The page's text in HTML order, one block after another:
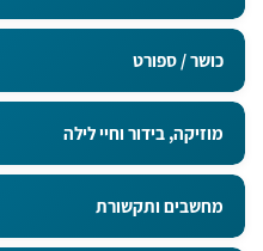
כושר / ספורט
מוזיקה, בידור וחיי לילה
מחשבים ותקשורת